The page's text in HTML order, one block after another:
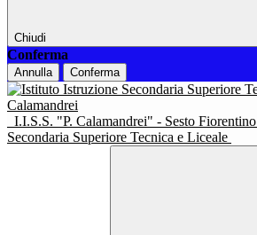
Chiudi
Conferma
Annulla Conferma
I.I.S.S. "P. Calamandrei" - Sesto Fiorentino
Secondaria Superiore Tecnica e Liceale